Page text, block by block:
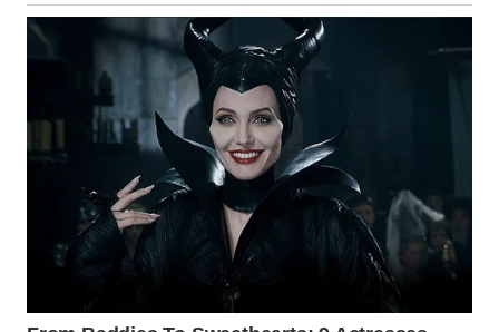
KALBAR
KALTENG
WN
WN
KALSEL
WN